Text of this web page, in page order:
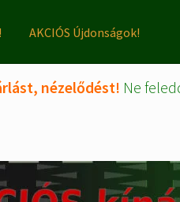
AKCIÓS Újdonságok!
nézelődést! Ne